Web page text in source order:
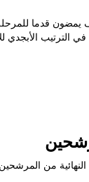
قدما للمرحلة
الترتيب الأبجدي
من المرشحين